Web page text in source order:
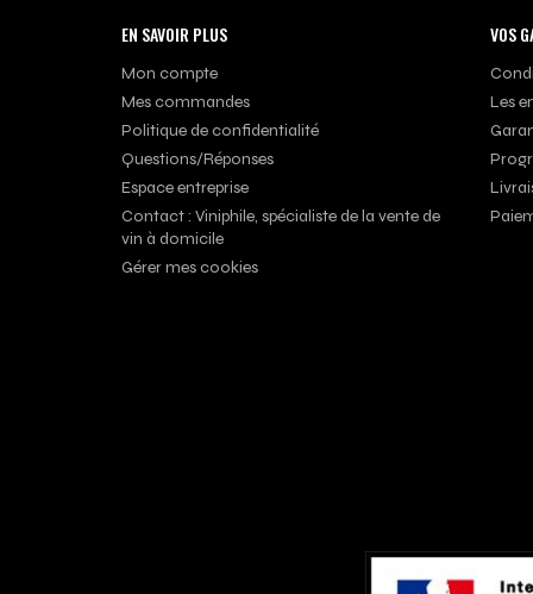
EN SAVOIR PLUS
Mon compte
Mes commandes
Politique de confidentialité
Questions/Réponses
Espace entreprise
Contact : Viniphile, spécialiste de la vente de
vin à domicile
Gérer mes cookies
VOS
Les